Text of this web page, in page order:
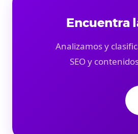
Encuentra
Analizamos y
SEO y